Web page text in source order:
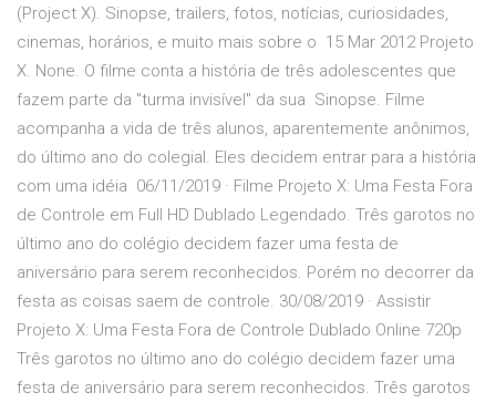
(Project X). Sinopse, trailers, fotos, notícias, curiosidades,
cinemas, horários, e muito mais sobre o 15 Mar 2012 Projeto
X. None. O filme conta a história de três adolescentes que
fazem parte da "turma invisível" da sua Sinopse. Filme
acompanha a vida de três alunos, aparentemente anônimos,
do último ano do colegial. Eles decidem entrar para a história
com uma idéia 06/11/2019 · Filme Projeto X: Uma Festa Fora
de Controle em Full HD Dublado Legendado. Três garotos no
último ano do colégio decidem fazer uma festa de
aniversário para serem reconhecidos. Porém no decorrer da
festa as coisas saem de controle. 30/08/2019 · Assistir
Projeto X: Uma Festa Fora de Controle Dublado Online 720p
Três garotos no último ano do colégio decidem fazer uma
festa de aniversário para serem reconhecidos. Três garotos